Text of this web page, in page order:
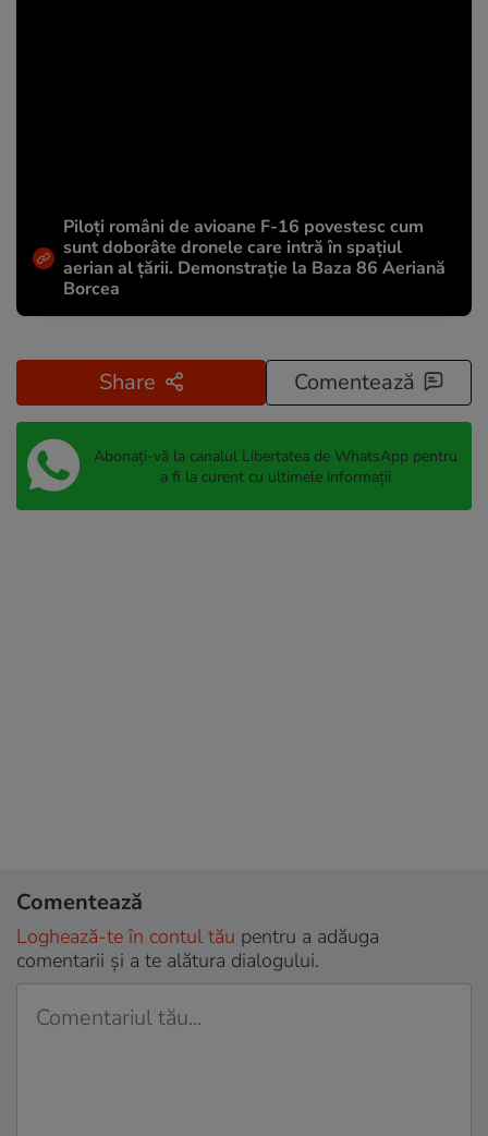
Piloți români de avioane F-16 povestesc cum
sunt doborâte dronele care intră în spațiul
aerian al țării. Demonstrație la Baza 86 Aeriană
Borcea
Share Comentează
Abonați-vă la canalul Libertatea de WhatsApp pentru
a fi la curent cu ultimele informații
Comentează
Loghează-te în contul tău pentru a adăuga
comentarii și a te alătura dialogului.